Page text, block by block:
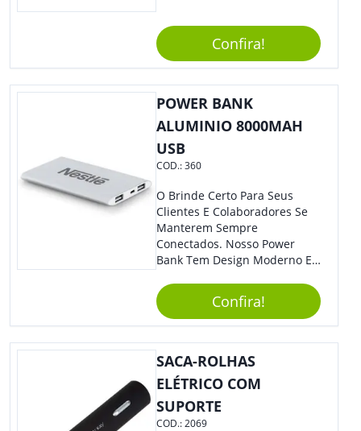
Anotações Com Post-It E
Caneta. Elaborado A Partir De
Material Reciclado, O Brinde
Também É Prático, Tornando-
Se Assim Excelente Para Uso
Cotidiano. Perfeito, Não É?!
Confira!
POWER BANK
ALUMINIO 8000MAH
USB
COD.:360
O Brinde Certo Para Seus
Clientes E Colaboradores Se
Manterem Sempre
Conectados. Nosso Power
Bank Tem Design Moderno E
Na Bolsa Ou Na Mochila.
Compatível Com Diversos
Aparelhos, O Brinde É Super
Eficiente E Ágil, Ideal Para
Quem Busca Praticidade No
Dia A Dia. Personalize-O Com
Sua Marca E Tenha Ainda
Mais Destaque Em Eventos E
Feiras De Negócios.
Confira!
SACA-ROLHAS
ELÉTRICO COM
SUPORTE
COD.:2069